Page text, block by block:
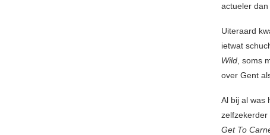
actueler dan
Uiteraard
ietwat
Wild , soms
over Gent
Al bij al was
zelfzekerder
Get To